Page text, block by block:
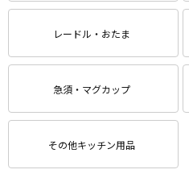
レードル・おたま
急須・マグカップ
その他キッチン用品